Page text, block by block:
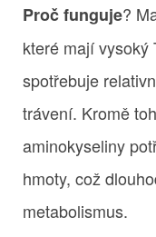
Proč funguje?
které mají vysoký
spotřebuje
trávení. Kromě
aminokyseliny
hmoty, což
metabolismus.